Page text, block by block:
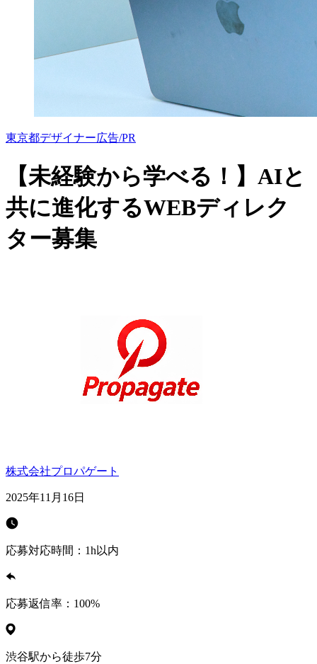
東京都デザイナー広告/PR
【未経験から学べる！】AIと
共に進化するWEBディレク
ター募集
株式会社プロパゲート
2025年11月16日
応募対応時間： 1h以内
応募返信率： 100%
渋谷駅から徒歩7分